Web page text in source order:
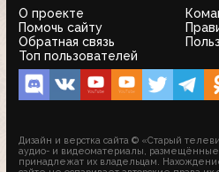
О проекте
Помочь сайту
Обратная связь
Топ пользователей
Дизайн и верстка сайта © «Старый
аудио- и видеоматериалы, размещённые
принадлежат их владельцам.